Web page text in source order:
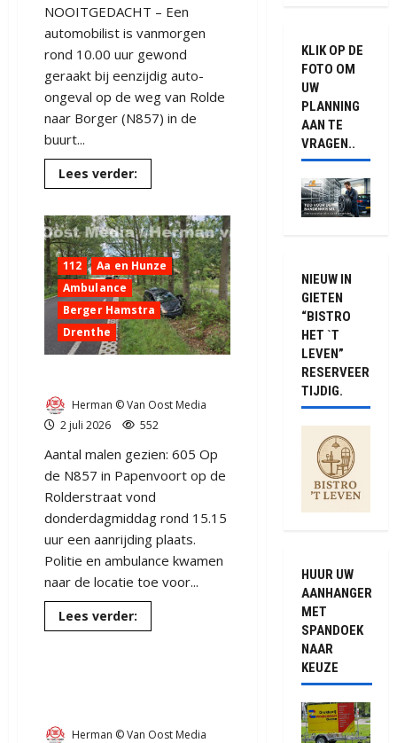
NOOITGEDACHT – Een
automobilist is vanmorgen
rond 10.00 uur gewond
geraakt bij eenzijdig auto-
ongeval op de weg van Rolde
naar Borger (N857) in de
buurt...
Lees verder:
meer
bij
Nooitgedacht
op
de
N857
(video)
112
Aa en Hunze
Ambulance
Berger Hamstra
Drenthe
Herman © Van Oost Media
2 juli 2026
552
Aantal malen gezien: 605 Op
de N857 in Papenvoort op de
Rolderstraat vond
donderdagmiddag rond 15.15
uur een aanrijding plaats.
Politie en ambulance kwamen
naar de locatie toe voor...
Lees verder:
meer
Herman © Van Oost Media
KLIK OP DE
FOTO OM
UW
PLANNING
AAN TE
VRAGEN..
NIEUW IN
GIETEN
“BISTRO
HET `T
LEVEN”
RESERVEER
TIJDIG.
HUUR UW
AANHANGER
MET
SPANDOEK
NAAR
KEUZE